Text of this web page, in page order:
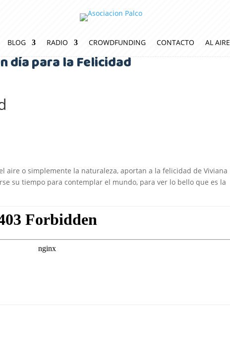
BLOG RADIO CROWDFUNDING CONTACTO AL AIRE
día para la Felicidad
aire o simplemente la naturaleza, aportan a la felicidad de Viviana
su tiempo para contemplar el mundo, para ver lo bello que es la